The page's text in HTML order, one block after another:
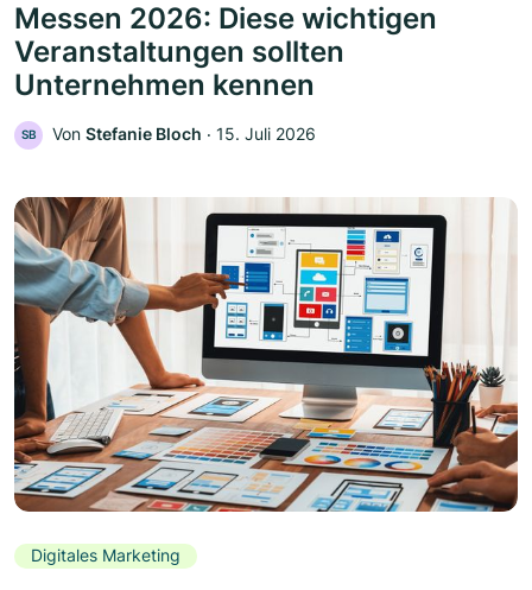
Messen 2026: Diese wichtigen
Veranstaltungen sollten
Unternehmen kennen
SB Von Stefanie Bloch ‧ 15. Juli 2026
Digitales Marketing